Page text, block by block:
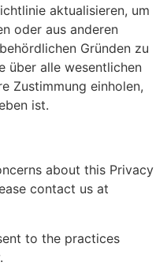
aktualisieren, um
oder aus anderen
Gründen zu
über alle wesentlichen
Zustimmung einholen,
ist.
about this Privacy
contact us at
to the practices